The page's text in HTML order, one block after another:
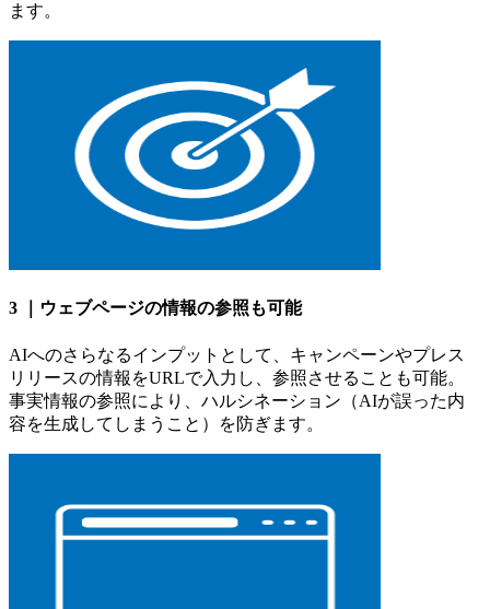
ます。
3 ｜ウェブページの情報の参照も可能
AIへのさらなるインプットとして、キャンペーンやプレス
リリースの情報をURLで入力し、参照させることも可能。
事実情報の参照により、ハルシネーション（AIが誤った内
容を生成してしまうこと）を防ぎます。